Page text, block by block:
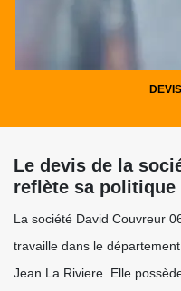
Le devis de la
reflète sa
La société David Couvreur
travaille dans le
Jean La Riviere. Elle